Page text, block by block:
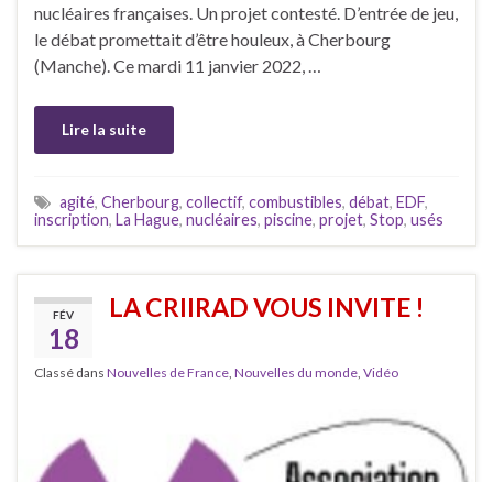
nucléaires françaises. Un projet contesté. D’entrée de jeu,
le débat promettait d’être houleux, à Cherbourg
(Manche). Ce mardi 11 janvier 2022, …
Lire la suite
agité, Cherbourg, collectif, combustibles, débat, EDF,
inscription, La Hague, nucléaires, piscine, projet, Stop, usés
FÉV
18
LA CRIIRAD VOUS INVITE !
Classé dans Nouvelles de France Nouvelles du monde Vidéo